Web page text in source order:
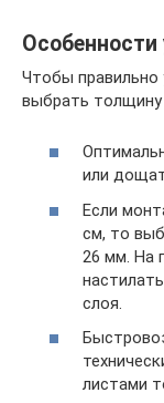
Особенности
Чтобы правильно
выбрать
или
Если
см, то
26 мм. На
слоя.
листами